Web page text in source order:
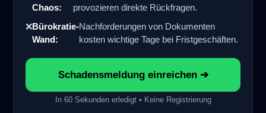
Chaos:
provozieren direkte Rückfragen.
❌Bürokratie-
Wand:
Nachforderungen von Dokumenten
kosten wichtige Tage bei Fristgeschäften.
Schadensmeldung einreichen ➔
In 60 Sekunden erledigt • Keine Registrierung